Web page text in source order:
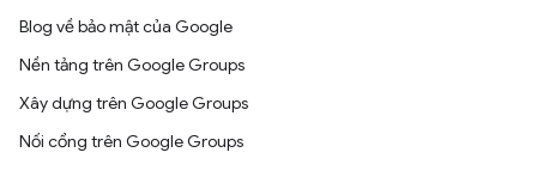
Blog về bảo mật của Google
Nền tảng trên Google Groups
Xây dựng trên Google Groups
Nối cổng trên Google Groups